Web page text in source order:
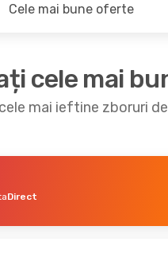
Cele mai bune oferte
cele mai
mai ieftine zboruri
Direct